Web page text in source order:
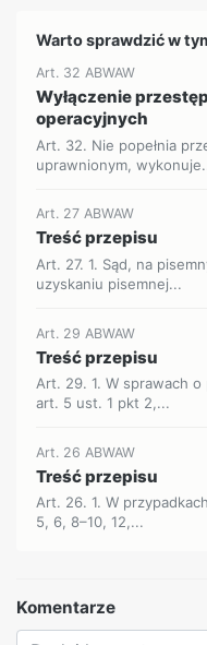
Warto sprawdzić w
Art. 32 ABWAW
Wyłączenie
operacyjnych
Art. 32. Nie popełnia
uprawnionym,
Art. 27 ABWAW
Treść przepisu
Art. 27. 1. Sąd, na
uzyskaniu pisemnej...
Art. 29 ABWAW
Treść przepisu
Art. 29. 1. W sprawach
art. 5 ust. 1 pkt 2,...
Art. 26 ABWAW
Treść przepisu
Art. 26. 1. W
5, 6, 8–10, 12,...
Komentarze